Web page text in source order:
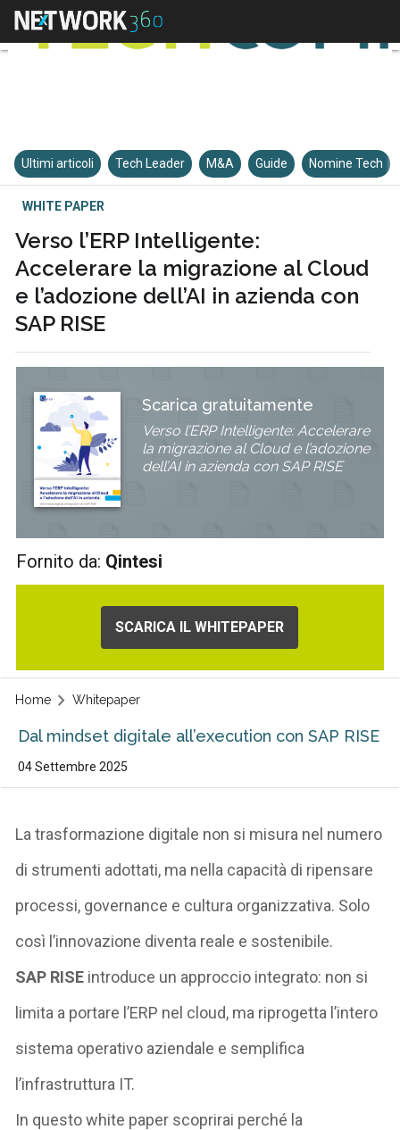
Ultimi articoli Tech Leader M&A Guide Nomine Tech
WHITE PAPER
Verso l’ERP Intelligente:
Accelerare la migrazione al Cloud
e l’adozione dell’AI in azienda con
SAP RISE
Scarica gratuitamente
Verso l’ERP Intelligente: Accelerare
la migrazione al Cloud e l’adozione
dell’AI in azienda con SAP RISE
Fornito da: Qintesi
SCARICA IL WHITEPAPER
Home Whitepaper
Dal mindset digitale all’execution con SAP RISE
04 Settembre 2025
La trasformazione digitale non si misura nel numero
di strumenti adottati, ma nella capacità di ripensare
processi, governance e cultura organizzativa. Solo
così l’innovazione diventa reale e sostenibile.
SAP RISE introduce un approccio integrato: non si
limita a portare l’ERP nel cloud, ma riprogetta l’intero
sistema operativo aziendale e semplifica
l’infrastruttura IT.
In questo white paper scoprirai perché la